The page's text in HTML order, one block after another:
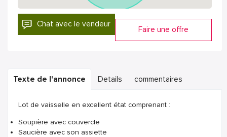
Chat avec le vendeur
Faire une offre
Texte de l'annonce Details commentaires
Lot de vaisselle en excellent état comprenant :
Soupière avec couvercle
Saucière avec son assiette